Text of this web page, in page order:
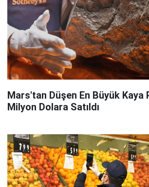
Mars'tan Düşen En Büyük Kaya
Milyon Dolara Satıldı